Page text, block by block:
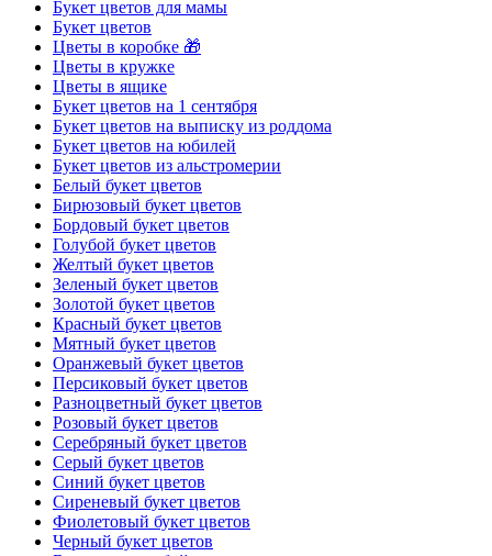
Букет цветов для мамы
Букет цветов
Цветы в коробке 🎁
Цветы в кружке
Цветы в ящике
Букет цветов на 1 сентября
Букет цветов на выписку из роддома
Букет цветов на юбилей
Букет цветов из альстромерии
Белый букет цветов
Бирюзовый букет цветов
Бордовый букет цветов
Голубой букет цветов
Желтый букет цветов
Зеленый букет цветов
Золотой букет цветов
Красный букет цветов
Мятный букет цветов
Оранжевый букет цветов
Персиковый букет цветов
Разноцветный букет цветов
Розовый букет цветов
Серебряный букет цветов
Серый букет цветов
Синий букет цветов
Сиреневый букет цветов
Фиолетовый букет цветов
Черный букет цветов